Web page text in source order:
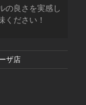
の良さを実感し
ください！
ザ店